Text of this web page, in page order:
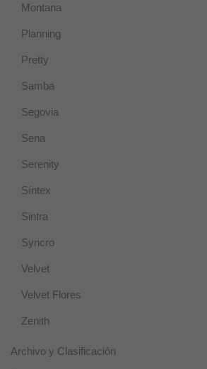
Montana
Planning
Pretty
Samba
Segovia
Sena
Serenity
Síntex
Sintra
Syncro
Velvet
Velvet Flores
Zenith
Archivo y Clasificación